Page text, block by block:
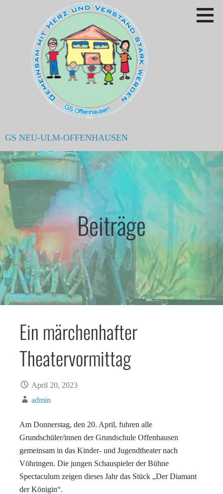
GS NEU-ULM-OFFENHAUSEN
Beiträge
Ein märchenhafter
Theatervormittag
April 20, 2023
admin
Am Donnerstag, den 20. April, fuhren alle
Grundschüler/innen der Grundschule Offenhausen
gemeinsam in das Kinder- und Jugendtheater nach
Vöhringen. Die jungen Schauspieler der Bühne
Spectaculum zeigen dieses Jahr das Stück „Der Diamant
der Königin“.